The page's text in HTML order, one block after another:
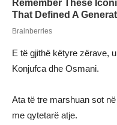
E të gjithë këtyre zërave,
Konjufca dhe Osmani.
Ata të tre marshuan sot
me qytetarë atje.